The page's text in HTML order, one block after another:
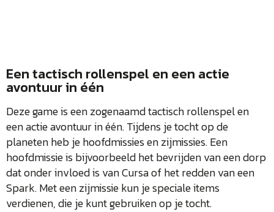
Een tactisch rollenspel en een actie
avontuur in één
Deze game is een zogenaamd tactisch rollenspel en
een actie avontuur in één. Tijdens je tocht op de
planeten heb je hoofdmissies en zijmissies. Een
hoofdmissie is bijvoorbeeld het bevrijden van een dorp
dat onder invloed is van Cursa of het redden van een
Spark. Met een zijmissie kun je speciale items
verdienen, die je kunt gebruiken op je tocht.